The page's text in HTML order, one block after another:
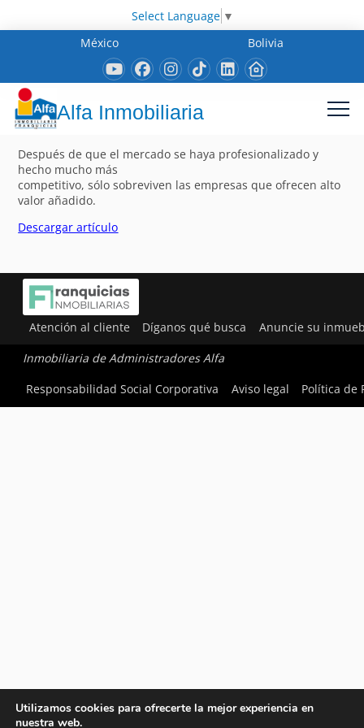
Select Language ▼
México
Bolivia
Alfa Inmobiliaria
Después de que el mercado se haya profesionalizado y
hecho mucho más
competitivo, sólo sobreviven las empresas que ofrecen alto
valor añadido.
Descargar artículo
Atención al cliente Díganos qué busca Anuncie su
Inmobiliaria de Administradores Alfa
Responsabilidad Social Corporativa
Aviso legal Política de
Utilizamos cookies para ofrecerte la mejor experiencia en
nuestra web.